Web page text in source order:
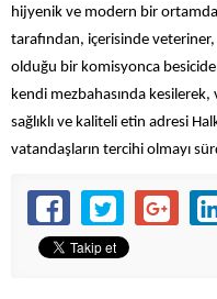
hijyenik ve modern bir
tarafından, içerisinde
olduğu bir komisyonca
kendi mezbahasında
sağlıklı ve kaliteli etin adresi
vatandaşların tercihi olmayı